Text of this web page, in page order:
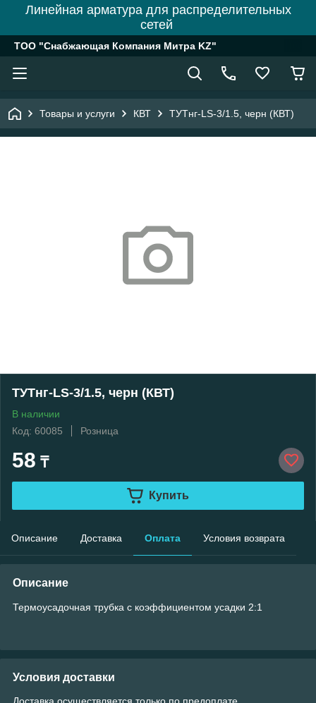
Линейная арматура для распределительных
сетей
ТОО "Снабжающая Компания Митра KZ"
Товары и услуги КВТ ТУТнг-LS-3/1.5, черн (КВТ)
ТУТнг-LS-3/1.5, черн (КВТ)
В наличии
Код: 60085
Розница
58 ₸
Купить
Описание Доставка Оплата Условия возврата
Описание
Термоусадочная трубка с коэффициентом усадки 2:1
Условия доставки